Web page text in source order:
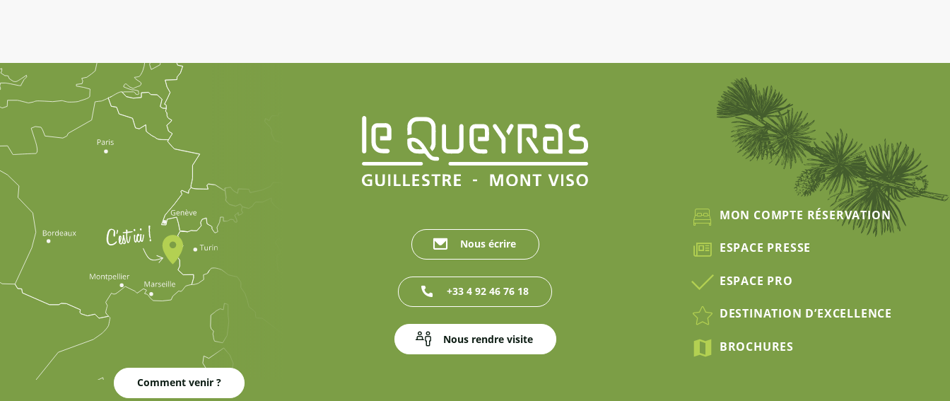
Comment venir ?
Nous écrire
+33 4 92 46 76 18
Nous rendre visite
MON COMPTE RÉSERVATION
ESPACE PRESSE
ESPACE PRO
DESTINATION D’EXCELLENCE
BROCHURES